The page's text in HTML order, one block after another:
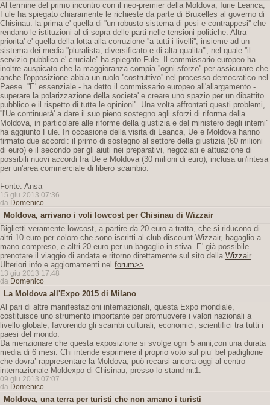
Al termine del primo incontro con il neo-premier della Moldova, Iurie Leanca,
Fule ha spiegato chiaramente le richieste da parte di Bruxelles al governo di
Chisinau: la prima e' quella di ''un robusto sistema di pesi e contrappesi'' che
rendano le istituzioni al di sopra delle parti nelle tensioni politiche. Altra
priorita' e' quella della lotta alla corruzione ''a tutti i livelli'', insieme ad un
sistema dei media ''pluralista, diversificato e di alta qualita''', nel quale ''il
servizio pubblico e' cruciale'' ha spiegato Fule. Il commissario europeo ha
inoltre auspicato che la maggioranza compia ''ogni sforzo'' per assicurare che
anche l'opposizione abbia un ruolo ''costruttivo'' nel processo democratico nel
Paese. ''E' essenziale - ha detto il commissario europeo all'allargamento -
superare la polarizzazione della societa' e creare uno spazio per un dibattito
pubblico e il rispetto di tutte le opinioni''. Una volta affrontati questi problemi,
''l'Ue continuerà' a dare il suo pieno sostegno agli sforzi di riforma della
Moldova, in particolare alle riforme della giustizia e del ministero degli interni''
ha aggiunto Fule. In occasione della visita di Leanca, Ue e Moldova hanno
firmato due accordi: il primo di sostegno al settore della giustizia (60 milioni
di euro) e il secondo per gli aiuti nei preparativi, negoziati e attuazione di
possibili nuovi accordi fra Ue e Moldova (30 milioni di euro), inclusa un'intesa
per un'area commerciale di libero scambio.
Fonte: Ansa
15 giu 2013 07:36
da Domenico
Moldova, arrivano i voli lowcost per Chisinau di Wizzair
Biglietti veramente lowcost, a partire da 20 euro a tratta, che si riducono di
altri 10 euro per coloro che sono iscritti al club discount Wizzair, bagaglio a
mano compreso, e altri 20 euro per un bagaglio in stiva. E' già possibile
prenotare il viaggio di andata e ritorno direttamente sul sito della Wizzair.
Ulteriori info e aggiornamenti nel forum>>
13 giu 2013 17:48
da Domenico
La Moldova all'Expo 2015 di Milano
Al pari di altre manifestazioni internazionali, questa Expo mondiale,
costituisce uno strumento importante per promuovere i valori nazionali a
livello globale, favorendo gli scambi culturali, economici, scientifici tra tutti i
paesi del mondo.
Da menzionare che questa exposizione si svolge ogni 5 anni,con una durata
media di 6 mesi. Chi intende esprimere il proprio voto sul piu’ bel padiglione
che dovra’ rappresentare la Moldova, può recarsi ancora oggi al centro
internazionale Moldexpo di Chisinau, presso lo stand nr.1.
09 giu 2013 07:07
da Domenico
Moldova, una terra per turisti che non amano i turisti